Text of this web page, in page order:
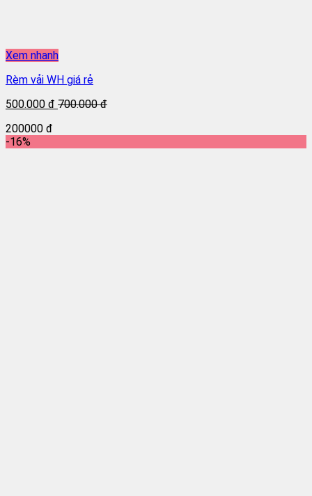
Xem nhanh
Rèm vải WH giá rẻ
500.000 đ 700.000 đ
200000 đ
-16%